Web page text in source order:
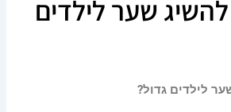
להשיג שער לילדים
לילדים גדול?